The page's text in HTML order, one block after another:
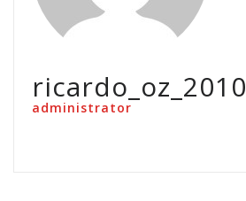
ricardo_oz_2010
administrator